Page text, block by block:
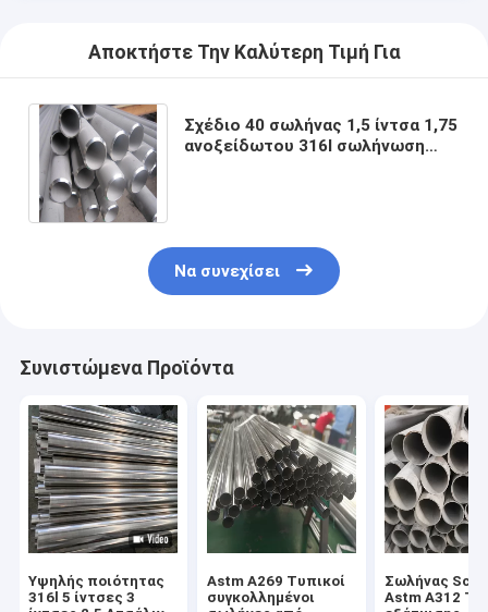
Αποκτήστε Την Καλύτερη Τιμή Για
Σχέδιο 40 σωλήνας 1,5 ίντσα 1,75
ανοξείδωτου 316l σωλήνωση
Να συνεχίσει
Συνιστώμενα Προϊόντα
Υψηλής ποιότητας
316l 5 ίντσες 3
Astm A269 Τυπικοί
συγκολλημένοι
Σωλήνας Sch
Astm A312